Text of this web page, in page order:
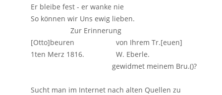
Er bleibe fest - er wanke nie
So können wir Uns ewig lieben.
Zur Erinnerung
[Otto]beuren von Ihrem Tr.[euen]
1ten Merz 1816. W. Eberle.
gewidmet meinem Bru.()?
Sucht man im Internet nach alten Quellen zu